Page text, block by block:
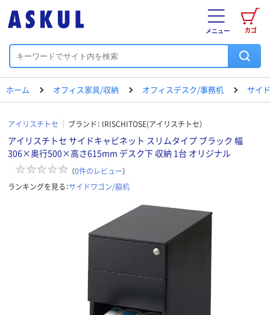
カゴ
メニュー
ホーム オフィス家具/収納 オフィスデスク/事務机 サイ
アイリスチトセ ブランド： IRISCHITOSE(アイリスチトセ）
アイリスチトセ サイドキャビネット スリムタイプ ブラック 幅
306×奥行500×高さ615mm デスク下 収納 1台 オリジナル
（0件のレビュー）
ランキングを見る：サイドワゴン/脇机